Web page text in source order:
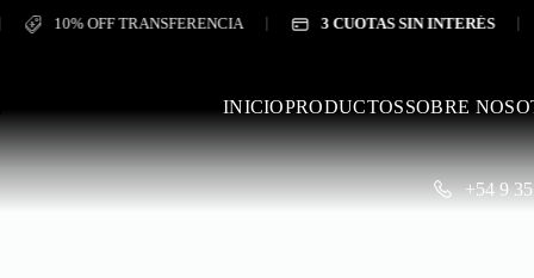
10% OFF TRANSFERENCIA 3 CUOTAS SIN INTERÉS
INICIOPRODUCTOSSOBRE
+54 9